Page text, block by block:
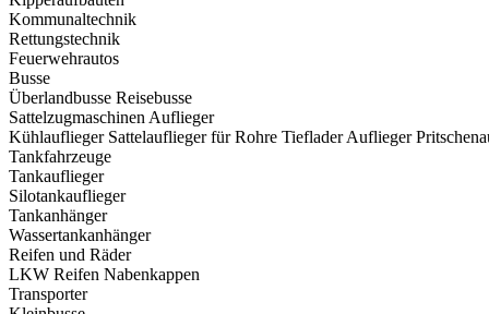
Kommunaltechnik
Rettungstechnik
Feuerwehrautos
Busse
Überlandbusse Reisebusse
Sattelzugmaschinen Auflieger
Kühlauflieger Sattelauflieger für Rohre Tieflader Auflieger
Tankfahrzeuge
Tankauflieger
Silotankauflieger
Tankanhänger
Wassertankanhänger
Reifen und Räder
LKW Reifen Nabenkappen
Transporter